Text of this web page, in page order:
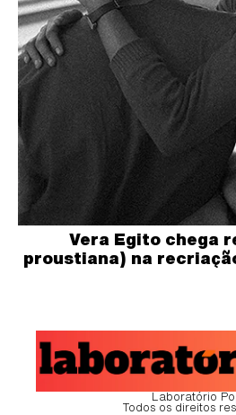
Vera Egito chega
proustiana) na
Laboratório
Todos os direitos